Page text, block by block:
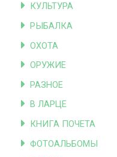
КУЛЬТУРА
РЫБАЛКА
ОХОТА
ОРУЖИЕ
РАЗНОЕ
В ЛАРЦЕ
КНИГА ПОЧЕТА
ФОТОАЛЬБОМЫ